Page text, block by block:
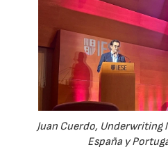
Juan Cuerdo, Underwriting
España y